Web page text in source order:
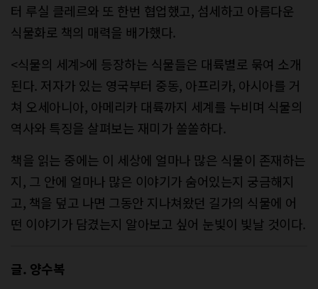
터 루실 클레르와 또 한번 협업했고, 섬세하고 아름다운
식물화로 책의 매력을 배가했다.
<식물의 세계>에 등장하는 식물들은 대륙별로 묶여 소개
된다. 저자가 있는 영국부터 중동, 아프리카, 아시아를 거
쳐 오세아니아, 아메리카 대륙까지 세계를 누비며 식물의
역사와 특징을 살펴보는 재미가 쏠쏠하다.
책을 읽는 중에는 이 세상에 얼마나 많은 식물이 존재하는
지, 그 안에 얼마나 많은 이야기가 숨어있는지 궁금해지
고, 책을 덮고 나면 그동안 지나쳐왔던 길가의 식물에 어
떤 이야기가 담겼는지 알아보고 싶어 눈빛이 빛날 것이다.
글. 양수복